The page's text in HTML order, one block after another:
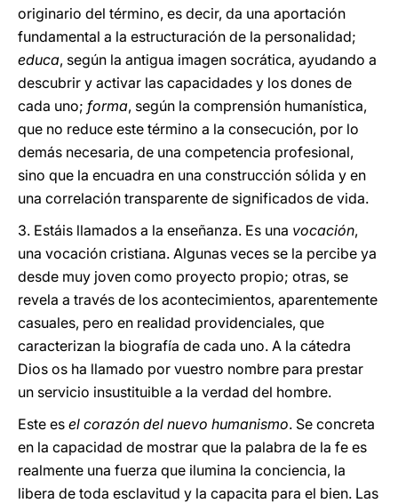
originario del término, es decir, da una aportación
fundamental a la estructuración de la personalidad;
educa, según la antigua imagen socrática, ayudando a
descubrir y activar las capacidades y los dones de
cada uno; forma, según la comprensión humanística,
que no reduce este término a la consecución, por lo
demás necesaria, de una competencia profesional,
sino que la encuadra en una construcción sólida y en
una correlación transparente de significados de vida.
3. Estáis llamados a la enseñanza. Es una vocación,
una vocación cristiana. Algunas veces se la percibe ya
desde muy joven como proyecto propio; otras, se
revela a través de los acontecimientos, aparentemente
casuales, pero en realidad providenciales, que
caracterizan la biografía de cada uno. A la cátedra
Dios os ha llamado por vuestro nombre para prestar
un servicio insustituible a la verdad del hombre.
Este es el corazón del nuevo humanismo. Se concreta
en la capacidad de mostrar que la palabra de la fe es
realmente una fuerza que ilumina la conciencia, la
libera de toda esclavitud y la capacita para el bien. Las